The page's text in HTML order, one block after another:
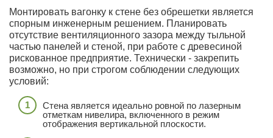
Монтировать вагонку к стене без обрешетки является
спорным инженерным решением. Планировать
отсутствие вентиляционного зазора между тыльной
частью панелей и стеной, при работе с древесиной
рискованное предприятие. Технически - закрепить
возможно, но при строгом соблюдении следующих
условий:
Стена является идеально ровной по лазерным
отметкам нивелира, включенного в режим
отображения вертикальной плоскости.